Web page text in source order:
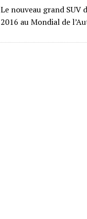
Le nouveau grand SUV
2016 au Mondial de